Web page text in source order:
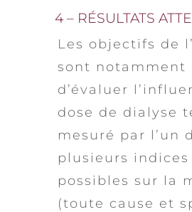
4 – RÉSULTATS
Les objectifs de
sont notamment
d’évaluer
dose de dialyse
mesuré par l’un
plusieurs indices
possibles sur la
(toute cause et